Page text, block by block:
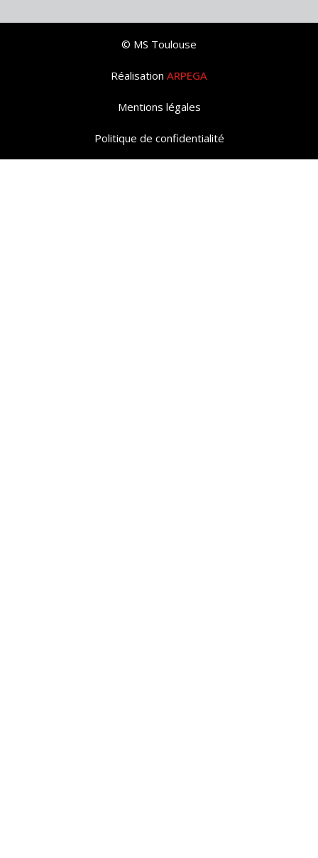
© MS Toulouse
Réalisation ARPEGA
Mentions légales
Politique de confidentialité